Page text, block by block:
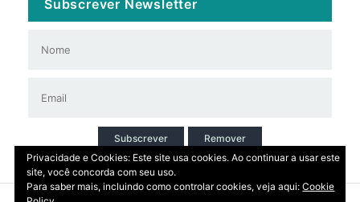
Subscrever Newsletter
Subscrever
Remover
Privacidade e Cookies: Este site usa cookies. Ao continuar a usar este
site, você concorda com seu uso.
Para saber mais, incluindo como controlar cookies, veja aqui:Cookie